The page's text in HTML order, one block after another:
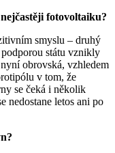
fotovoltaiku?
smyslu – druhý
státu vznikly
obrovská, vzhledem
v tom, že
se čeká i několik
nedostane letos ani po